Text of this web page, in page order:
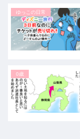
ゆっこの日常
0歳